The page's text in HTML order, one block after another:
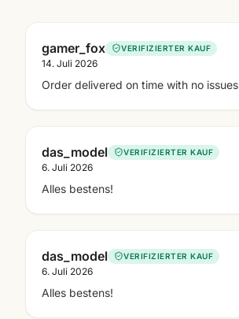
gamer_fox VERIFIZIERTER KAUF
14. Juli 2026
Order delivered on time with no issues
das_model VERIFIZIERTER KAUF
6. Juli 2026
Alles bestens!
das_model VERIFIZIERTER KAUF
6. Juli 2026
Alles bestens!